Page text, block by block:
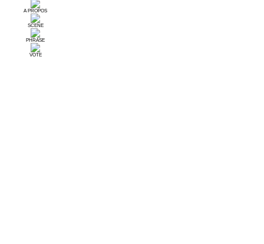
A PROPOS
SCENE
PHRASE
VOTE